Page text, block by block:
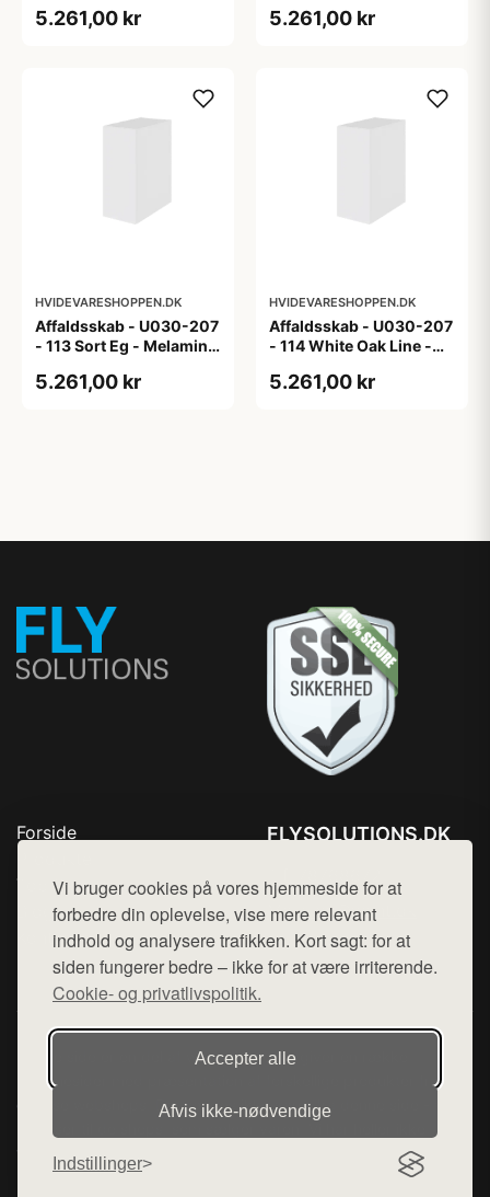
Vi bruger cookies på vores hjemmeside for at
forbedre din oplevelse, vise mere relevant
indhold og analysere trafikken. Kort sagt: for at
siden fungerer bedre – ikke for at være irriterende.
Cookie- og privatlivspolitik.
Accepter alle
Afvis ikke‑nødvendige
Indstillinger
5.261,00 kr 5.261,00 kr
HVIDEVARESHOPPEN.DK
Affaldsskab - U030-207
- 113 Sort Eg - Melamin,
5.261,00 kr
HVIDEVARESHOPPEN.DK
Affaldsskab - U030-207
- 114 White Oak Line -
5.261,00 kr
Forside
Top Rabatter
Blog
Kontakt
FLYSOLUTIONS.DK
Mail: hej@want.dk
Cookie- og privatlivspolitik
Denne side er en del af want.dk, der udgiver en række
hjemmesider med præsentation af forskellige produkter fra
diverse webshops. Der sælges ikke varer fra denne side - vi
henviser til de shops, som sælger varen. Vi har heller ikke
varerne på lager.